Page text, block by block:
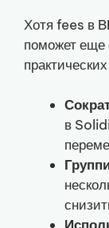
Хотя fees в
поможет еще
в